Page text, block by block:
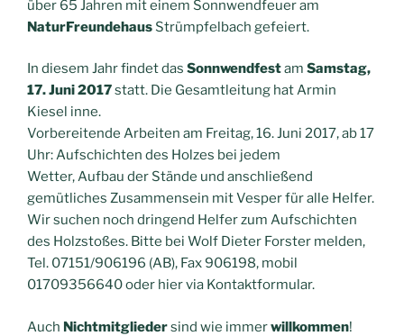
über 65 Jahren mit einem Sonnwendfeuer am
NaturFreundehaus Strümpfelbach gefeiert.
In diesem Jahr findet das Sonnwendfestam Samstag,
17. Juni 2017statt. Die Gesamtleitung hat Armin
Kiesel inne.
Vorbereitende Arbeiten am Freitag, 16. Juni 2017, ab 17
Uhr: Aufschichten des Holzes bei jedem
Wetter, Aufbau der Stände und anschließend
gemütliches Zusammensein mit Vesper für alle Helfer.
Wir suchen noch dringend Helfer zum Aufschichten
des Holzstoßes. Bitte bei Wolf Dieter Forster melden,
Tel. 07151/906196 (AB), Fax 906198, mobil
01709356640 oder hier via Kontaktformular.
Auch Nichtmitgliedersind wie immerwillkommen!